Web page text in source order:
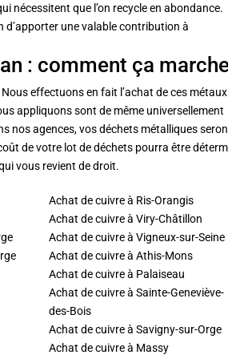
nécessitent que l’on recycle en abondance.
d’apporter une valable contribution à
: comment ça
effectuons en fait l’achat de ces
appliquons sont de même universellement
nos agences, vos déchets métalliques
de votre lot de déchets pourra être
vous revient de droit.
Achat de cuivre à Ris-Orangis
Achat de cuivre à Viry-Châtillon
Achat de cuivre à Vigneux-sur-Seine
Achat de cuivre à Athis-Mons
Achat de cuivre à Palaiseau
Achat de cuivre à Sainte-Geneviève-
des-Bois
Achat de cuivre à Savigny-sur-Orge
Achat de cuivre à Massy